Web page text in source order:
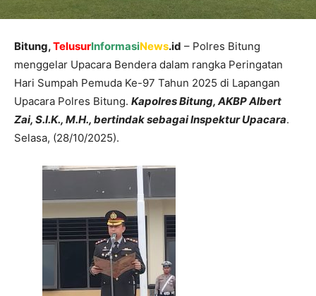
Bitung,TelusurInformasiNews.id – Polres Bitung
menggelar Upacara Bendera dalam rangka Peringatan
Hari Sumpah Pemuda Ke-97 Tahun 2025 di Lapangan
Upacara Polres Bitung. Kapolres Bitung, AKBP Albert
Zai, S.I.K., M.H., bertindak sebagai Inspektur Upacara.
Selasa, (28/10/2025).